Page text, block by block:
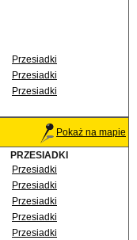
Przesiadki
Przesiadki
Przesiadki
Pokaż na mapie
PRZESIADKI
Przesiadki
Przesiadki
Przesiadki
Przesiadki
Przesiadki